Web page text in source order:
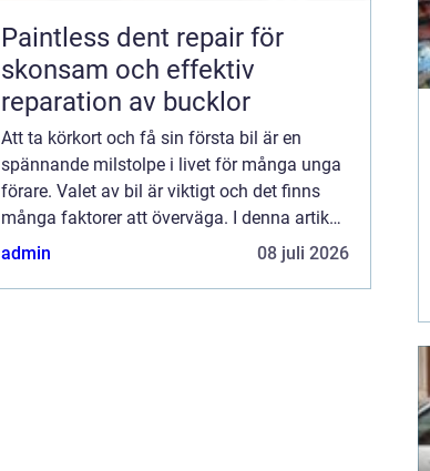
Paintless dent repair för
skonsam och effektiv
reparation av bucklor
Att ta körkort och få sin första bil är en
spännande milstolpe i livet för många unga
förare. Valet av bil är viktigt och det finns
många faktorer att överväga. I denna artikel
kommer vi ...
admin 08 juli 2026